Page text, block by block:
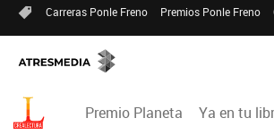
Carreras Ponle Freno Premios Ponle Freno
Premio Planeta Ya en tu